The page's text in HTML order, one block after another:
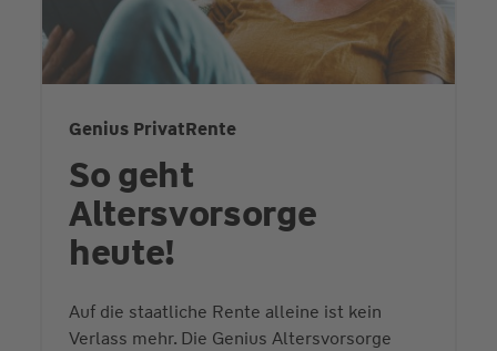
Genius PrivatRente
So geht
Altersvorsorge
heute!
Auf die staatliche Rente alleine ist kein
Verlass mehr. Die Genius Altersvorsorge